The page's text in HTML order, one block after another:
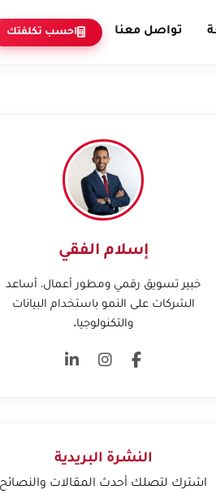
تواصل معنا احسب تكلفتك
إسلام الفقي
خبير تسويق رقمي ومطور أعمال، أساعد
الشركات على النمو باستخدام البيانات
والتكنولوجيا.
النشرة البريدية
اشترك لتصلك أحدث المقالات والنصائح